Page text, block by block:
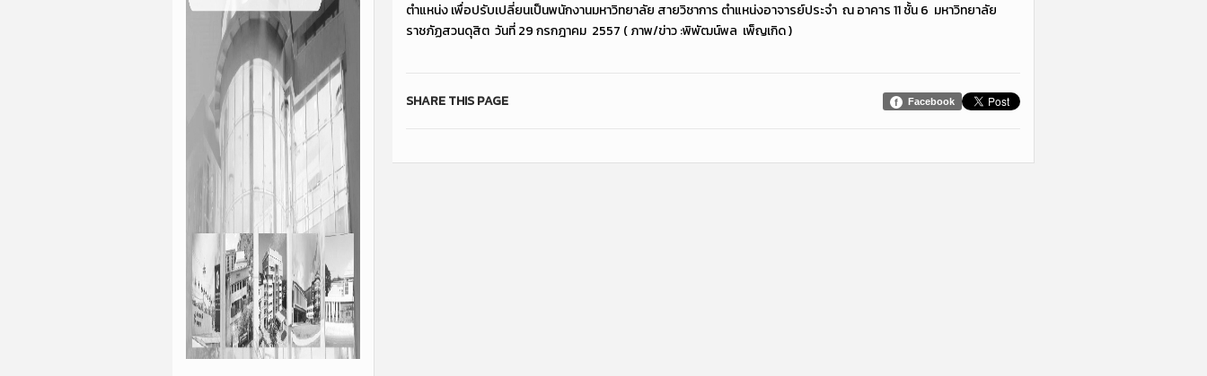
ตำแหน่ง เพื่อปรับเปลี่ยนเป็นพนักงานมหาวิทยาลัย สายวิชาการ ตำแหน่งอาจารย์ประจำ ณ อาคาร 11 ชั้น 6 มหาวิทยาลัย
ราชภัฏสวนดุสิต วันที่ 29 กรกฎาคม 2557 ( ภาพ/ข่าว :พิพัฒน์พล เพ็ญเกิด )
Facebook
SHARE THIS PAGE